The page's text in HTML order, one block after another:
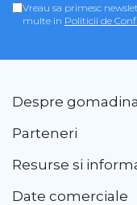
Vreau sa primesc
multe in Politicii de
Despre
Parteneri
Resurse si
Date comerciale